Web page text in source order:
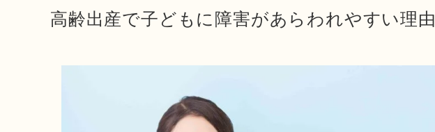
高齢出産で子どもに障害があらわれやすい理由